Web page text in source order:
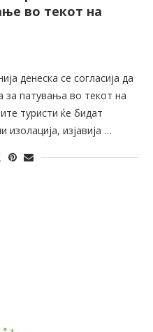
во текот на
денеска се согласија да
за патувања во текот на
туристи ќе бидат
изолација, изјавија …